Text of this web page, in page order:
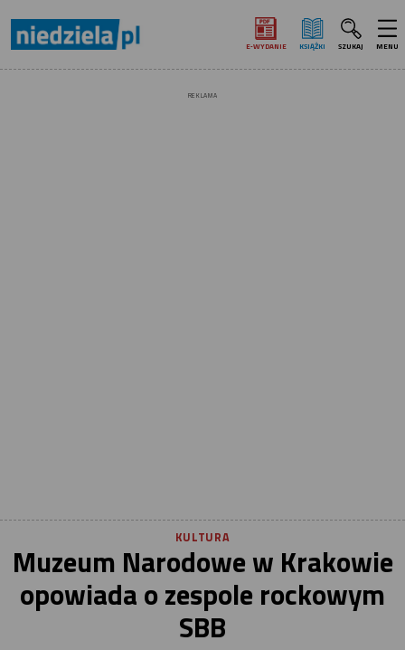
E‑WYDANIE KSIĄŻKI SZUKAJ MENU
REKLAMA
KULTURA
Muzeum Narodowe w Krakowie
opowiada o zespole rockowym
SBB